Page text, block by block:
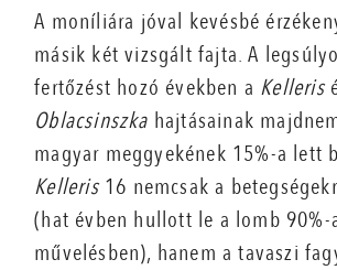
A moníliára jóval kevésbé
másik két vizsgált fajta. A
fertőzést hozó években a Kelleris
Oblacsinszka hajtásainak
magyar meggyekének 15%-a lett
Kelleris16 nemcsak a
(hat évben hullott le a lomb 90%-
művelésben), hanem a tavaszi